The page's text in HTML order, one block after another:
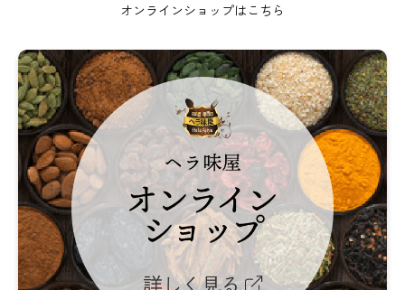
オンラインショップはこちら
ヘ
ラ
味
屋
オ
ン
ラ
イ
ン
シ
ョ